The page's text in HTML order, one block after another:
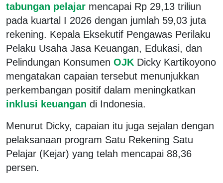
tabungan pelajar mencapai Rp 29,13 triliun
pada kuartal I 2026 dengan jumlah 59,03 juta
rekening. Kepala Eksekutif Pengawas Perilaku
Pelaku Usaha Jasa Keuangan, Edukasi, dan
Pelindungan Konsumen OJK Dicky Kartikoyono
mengatakan capaian tersebut menunjukkan
perkembangan positif dalam meningkatkan
inklusi keuangan di Indonesia.
Menurut Dicky, capaian itu juga sejalan dengan
pelaksanaan program Satu Rekening Satu
Pelajar (Kejar) yang telah mencapai 88,36
persen.